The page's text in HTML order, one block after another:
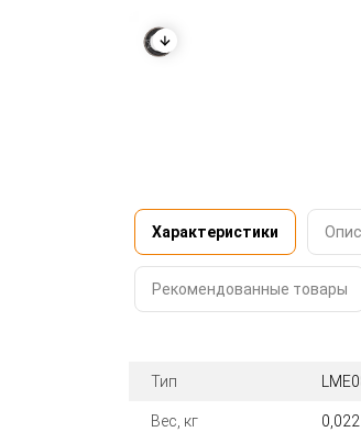
Характеристики
Рекомендованные товары
Тип
Вес, кг 0,022